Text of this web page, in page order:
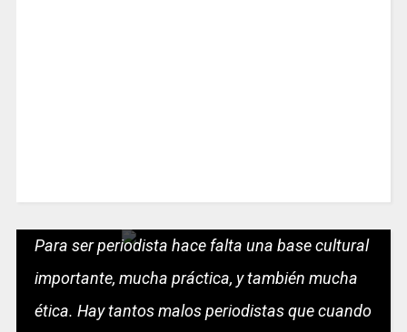
Para ser periodista hace falta una base cultural
importante, mucha práctica, y también mucha
ética. Hay tantos malos periodistas que cuando